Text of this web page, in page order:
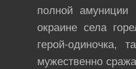
полной
окраине села
герой-одиночка,
мужественно